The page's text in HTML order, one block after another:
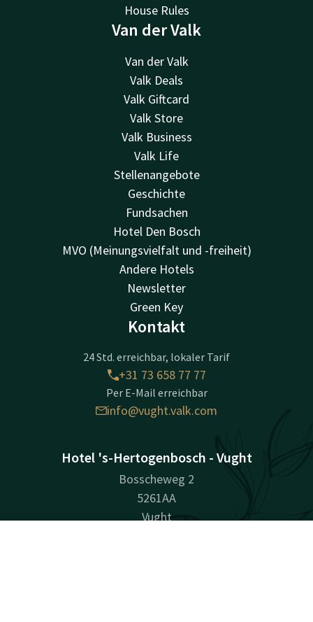
House Rules
Van der Valk
Van der Valk
Valk Deals
Valk Giftcard
Valk Store
Valk Business
Valk Life
Stellenangebote
Geschichte
Fundsachen
Hotel Den Bosch
MVO (Meinungsvielfalt und -freiheit)
Andere Hotels
Newsletter
Green Key
Kontakt
24 Std. erreichbar, lokaler Tarif
+31 73 658 77 77
Per E-Mail erreichbar
info@vught.valk.com
Hotel 's-Hertogenbosch - Vught
Bosscheweg 2
5261AA
Vught